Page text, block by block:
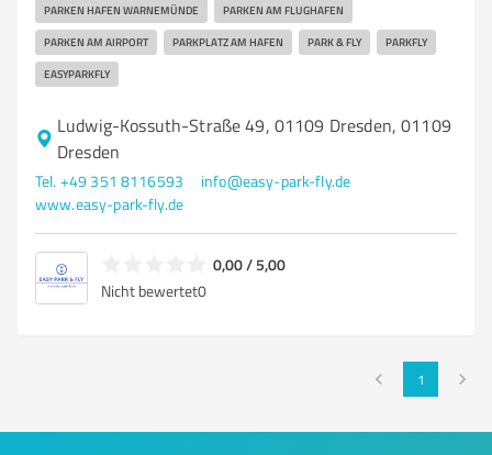
PARKEN HAFEN WARNEMÜNDE PARKEN AM FLUGHAFEN
PARKEN AM AIRPORT PARKPLATZ AM HAFEN PARK & FLY PARKFLY
EASYPARKFLY
Ludwig-Kossuth-Straße 49, 01109 Dresden, 01109
Dresden
Tel. +49 351 8116593
info@easy-park-fly.de
www.easy-park-fly.de
0,00 / 5,00
Nicht bewertet0
1